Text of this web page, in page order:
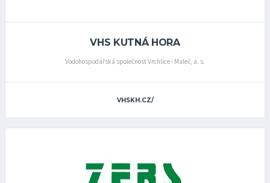
VHS KUTNÁ HORA
Vodohospodářská společnost Vrchlice - Maleč, a. s.
VHSKH.CZ/